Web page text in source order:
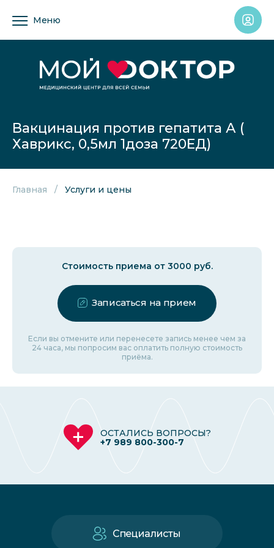
Меню
Вакцинация против гепатита А (
Хаврикс, 0,5мл 1доза 720ЕД)
Главная Услуги и цены
Стоимость приема от 3000 руб.
Записаться на прием
Если вы отмените или перенесете запись менее чем за
24 часа, мы попросим вас оплатить полную стоимость
приёма.
ОСТАЛИСЬ ВОПРОСЫ?
+7 989 800-300-7
Специалисты